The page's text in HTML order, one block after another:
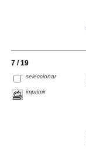
7 / 19
seleccionar
imprimir